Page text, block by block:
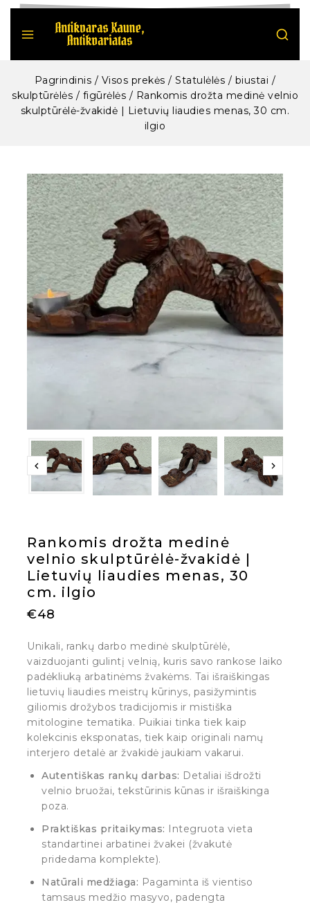
Pagrindinis / Visos prekės / Statulėlės / biustai /
skulptūrėlės / figūrėlės / Rankomis drožta medinė velnio
skulptūrėlė-žvakidė | Lietuvių liaudies menas, 30 cm.
ilgio
Rankomis drožta medinė
velnio skulptūrėlė-žvakidė |
Lietuvių liaudies menas, 30
cm. ilgio
€48
Unikali, rankų darbo medinė skulptūrėlė,
vaizduojanti gulintį velnią, kuris savo rankose laiko
padėkliuką arbatinėms žvakėms. Tai išraiškingas
lietuvių liaudies meistrų kūrinys, pasižymintis
giliomis drožybos tradicijomis ir mistiška
mitologine tematika. Puikiai tinka tiek kaip
kolekcinis eksponatas, tiek kaip originali namų
interjero detalė ar žvakidė jaukiam vakarui.
Autentiškas rankų darbas: Detaliai išdrožti
velnio bruožai, tekstūrinis kūnas ir išraiškinga
poza.
Praktiškas pritaikymas: Integruota vieta
standartinei arbatinei žvakei (žvakutė
pridedama komplekte).
Natūrali medžiaga: Pagaminta iš vientiso
tamsaus medžio masyvo, padengta